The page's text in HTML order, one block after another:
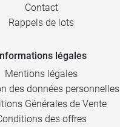
Contact
Rappels de lots
Informations légales
Mentions légales
des données personnelles
Générales de Vente
des offres